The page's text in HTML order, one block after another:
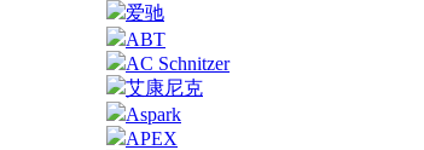
爱驰
ABT
AC Schnitzer
艾康尼克
Aspark
APEX